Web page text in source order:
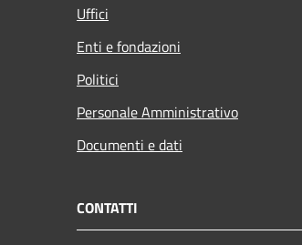
Uffici
Enti e fondazioni
Politici
Personale Amministrativo
Documenti e dati
CONTATTI